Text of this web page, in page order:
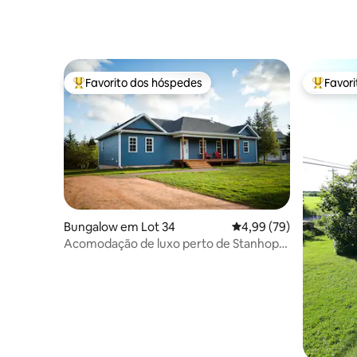
Favoritos dos hóspedes mais apreciados
Favorito dos hóspedes
Bungalow em Lot 34 Classificação média
4,99 (79)
Acomodação de luxo perto de Stanhope